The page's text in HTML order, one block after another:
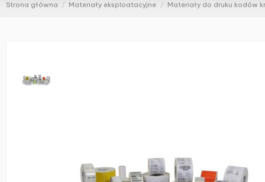
Strona główna Materiały eksploatacyjne Materiały do druku kodów